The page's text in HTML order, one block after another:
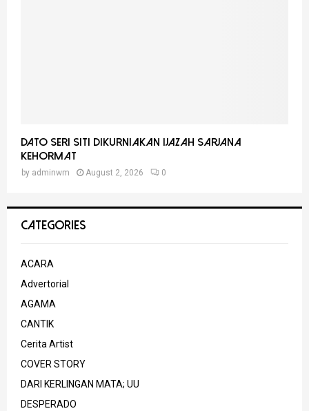
Dato Seri Siti Dikurniakan Ijazah Sarjana
Kehormat
by adminwm August 2, 2026 0
CATEGORIES
ACARA
Advertorial
AGAMA
CANTIK
Cerita Artist
COVER STORY
DARI KERLINGAN MATA; UU
DESPERADO